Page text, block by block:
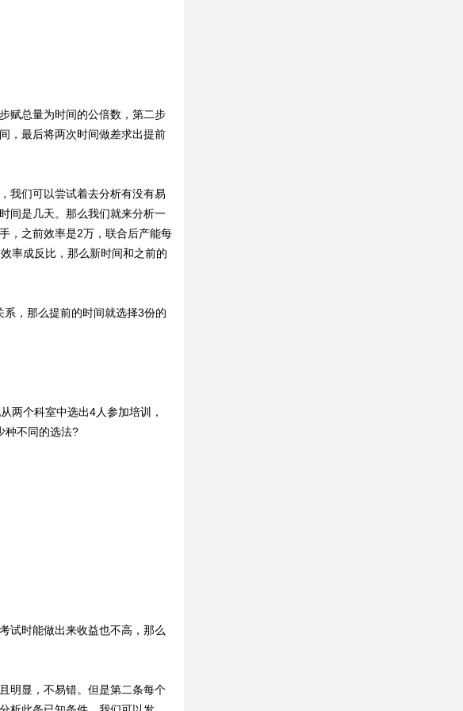
总量为时间的公倍数，第二步
，最后将两次时间做差求出提前
们可以尝试着去分析有没有易
间是几天。那么我们就来分析一
，之前效率是2万，联合后产能每
率成反比，那么新时间和之前的
，那么提前的时间就选择3份的
个科室中选出4人参加培训，
种不同的选法?
时能做出来收益也不高，那么
显，不易错。但是第二条每个